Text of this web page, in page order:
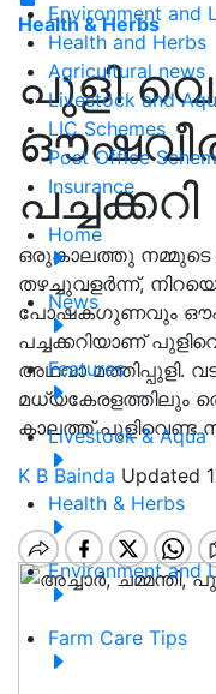
Environment and
Health and Herbs
Agricultural news
Livestock and
LIC Schemes
Post Office
Insurance
Home
News
Features
Livestock & Aqua
Health & Herbs
Environment and
Farm Care Tips
Health & Herbs
പുളി
പച്ചക്കറി
ഒരുകാലത്തു നമ്മുടെ
തഴച്ചുവളര്‍ന്ന്,
പോഷകഗുണവും
പച്ചക്കറിയാണ്
അഥവാ മത്തിപ്പുളി.
മധ്യകേരളത്തിലും
കാലത്ത് പുളിവെണ്ട
K B Bainda Updated